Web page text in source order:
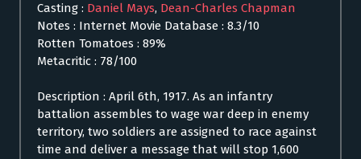
Casting : Daniel Mays, Dean-Charles Chapman
Notes : Internet Movie Database : 8.3/10
Rotten Tomatoes : 89%
Metacritic : 78/100
Description : April 6th, 1917. As an infantry
battalion assembles to wage war deep in enemy
territory, two soldiers are assigned to race against
time and deliver a message that will stop 1,600